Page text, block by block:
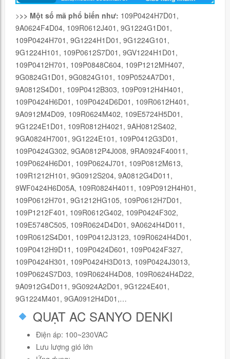
>>> Một số mã phổ biến như: 109P0424H7D01,
9A0624F4D04, 109R0612J401, 9G1224G1D01,
109P0424H701, 9G1224H1D01, 9G1224G101,
9G1224H101, 109P0612S7D01, 9GV1224H1D01,
109P0412H701, 109P0848C604, 109P1212MH407,
9G0824G1D01, 9G0824G101, 109P0524A7D01,
9A0812S4D01, 109P0412B303, 109P0912H4H401,
109P0424H6D01, 109P0424D6D01, 109R0612H401,
9A0912M4D09, 109R0624M402, 109E5724H5D01,
9G1224E1D01, 109R0812H4021, 9AH0812S402,
9GA0824H7001, 9G1224E101, 109P0412G3D01,
109P0424G302, 9GA0812P4J008, 9RA0924F40011,
109P0624H6D01, 109P0624J701, 109P0812M613,
109R1212H101, 9G0912S204, 9A0812G4D011,
9WF0424H6D05A, 109R0824H4011, 109P0912H4H01,
109P0612H701, 9G1212HG105, 109P0612H7D01,
109P1212F401, 109R0612G402, 109P0424F302,
109E5748C505, 109R0624D4D01, 9A0624H4D011,
109R0612S4D01, 109P0412J3123, 109R0624H4D01,
109P0412H9D11, 109P0424D601, 109P0424F327,
109P0424H301, 109P0424H3D013, 109P0424J3013,
109P0624S7D03, 109R0624H4D08, 109R0624H4D22,
9A0912G4D011, 9G0924A2D01, 9G1224E401,
9G1224M401, 9GA0912H4D01,…
QUẠT AC SANYO DENKI
Điện áp: 100~230VAC
Lưu lượng gió lớn